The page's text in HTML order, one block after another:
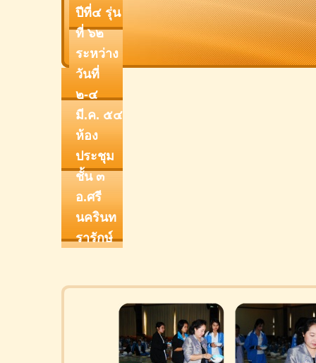
ปีที่๔ รุ่น
ที่ ๖๒
ระหว่าง
วันที่
๒-๔
มี.ค. ๕๔
ห้อง
ประชุม
ชั้น ๓
อ.ศรี
นครินท
รารักษ์